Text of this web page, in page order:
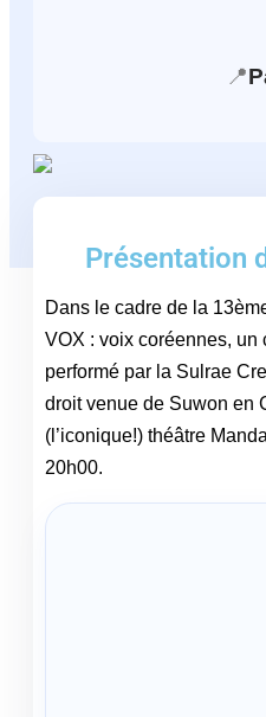
📍
Présentation
Dans le cadre de la
VOX : voix coréennes, un
performé par la Sulrae
droit venue de Suwon en
(l’iconique!) théâtre
20h00.